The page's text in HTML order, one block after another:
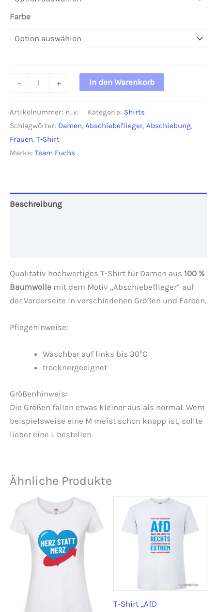
Farbe
-
"Abschiebeflieger"
Damen
+ In den Warenkorb
Artikelnummer: n. v. Kategorie: Shirts
Schlagwörter: Damen, Abschiebeflieger, Abschiebung,
Frauen, T-Shirt
Marke: Team Fuchs
Beschreibung
Qualitativ hochwertiges T-Shirt für Damen aus 100 %
Baumwolle mit dem Motiv „Abschiebeflieger“ auf
der Vorderseite in verschiedenen Größen und Farben.
Pflegehinweise:
Waschbar auf links bis 30°C
trocknergeeignet
Größenhinweis:
Die Größen fallen etwas kleiner aus als normal. Wem
beispielsweise eine M meist schon knapp ist, sollte
lieber eine L bestellen.
Ähnliche Produkte
T-Shirt „AfD